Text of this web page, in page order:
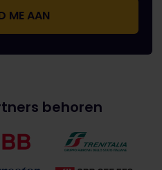
behoren